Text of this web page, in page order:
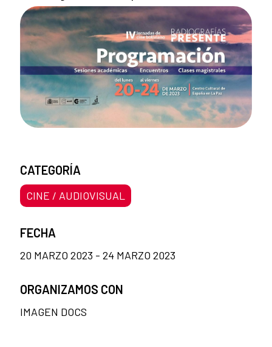
CATEGORÍA
CINE / AUDIOVISUAL
FECHA
20 MARZO 2023 - 24 MARZO 2023
ORGANIZAMOS CON
IMAGEN DOCS